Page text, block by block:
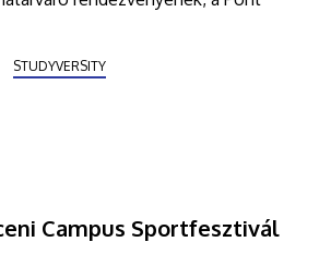
STUDYVERSITY
Campus Sportfesztivál